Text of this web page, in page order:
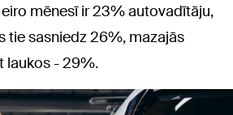
mēnesī ir 23% autovadītāju,
tie sasniedz 26%, mazajās
laukos - 29%.